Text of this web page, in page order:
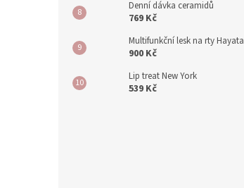
Denní dávka ceramidů
769 Kč
Multifunkční lesk na rty Hayata
900 Kč
Lip treat New York
539 Kč